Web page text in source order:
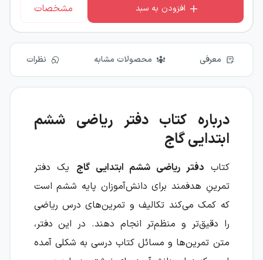
افزودن به سبد مشخصات
معرفی محصولات مشابه نظرات
درباره کتاب دفتر ریاضی ششم
ابتدایی گاج
کتابدفتر ریاضی ششم ابتدایی گاج یک دفتر
تمرینِ هدفمند برای دانش‌آموزان پایه ششم است
که کمک می‌کند تکالیف و تمرین‌های درس ریاضی
را دقیق‌تر و منظم‌تر انجام دهند. در این دفتر،
متن تمرین‌ها و مسائل کتاب درسی به شکلی آمده